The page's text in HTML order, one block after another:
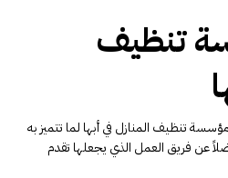
تنظيف
تنظيف المنازل في أبها لما تتميز به
عن فريق العمل الذي يجعلها تقدم